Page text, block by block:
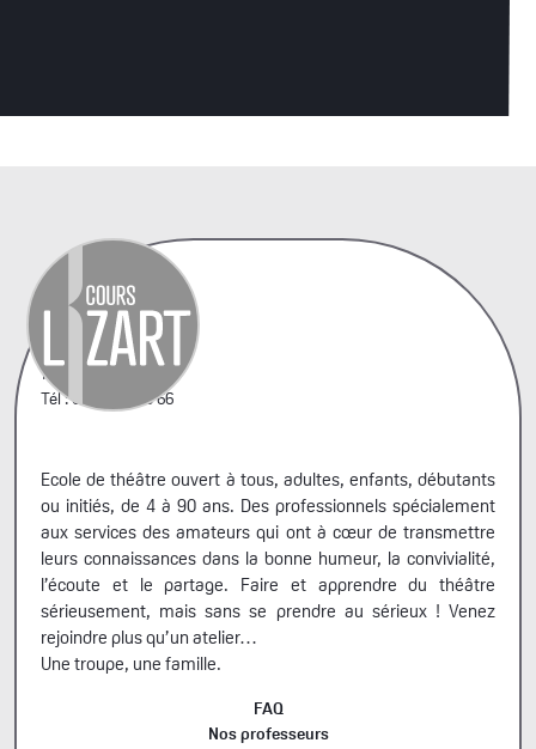
42, rue A. Penaud
75020 Paris
Tél : 06 44 66 99 66
Ecole de théâtre ouvert à tous, adultes, enfants, débutants
ou initiés, de 4 à 90 ans. Des professionnels spécialement
aux services des amateurs qui ont à cœur de transmettre
leurs connaissances dans la bonne humeur, la convivialité,
l’écoute et le partage. Faire et apprendre du théâtre
sérieusement, mais sans se prendre au sérieux ! Venez
rejoindre plus qu’un atelier…
Une troupe, une famille.
FAQ
Nos professeurs